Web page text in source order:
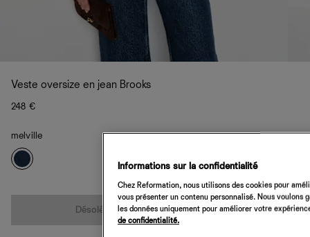
Veste oversize en jean Brooks
248 €
melville
Désolé, cet article n’est pas disponible
Informations sur la confidentialité
Chez Reformation, nous utilisons des cookies pour
vous présenter un contenu personnalisé. Nous
les données uniquement pour améliorer votre
de confidentialité.